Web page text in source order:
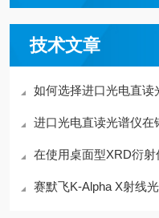
技术文章
如何选择进口光电直读
进口光电直读光谱仪在
在使用桌面型XRD衍
赛默飞K-Alpha X射线